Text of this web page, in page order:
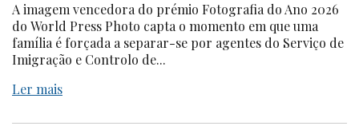
A imagem vencedora do prémio Fotografia do Ano 2026
do World Press Photo capta o momento em que uma
família é forçada a separar-se por agentes do Serviço de
Imigração e Controlo de...
Ler mais